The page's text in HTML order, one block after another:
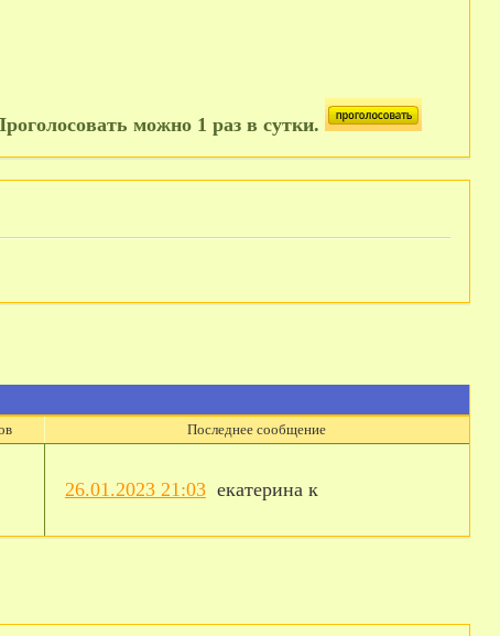
можно 1 раз в сутки.
Последнее сообщение
26.01.2023 21:03 екатерина к